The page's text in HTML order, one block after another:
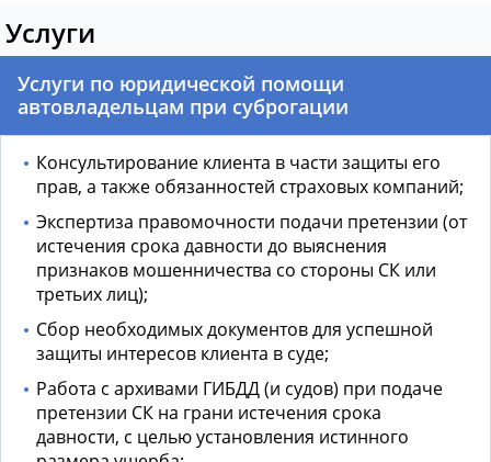
Услуги
Услуги по юридической помощи
автовладельцам при суброгации
Консультирование клиента в части защиты его
прав, а также обязанностей страховых компаний;
Экспертиза правомочности подачи претензии (от
истечения срока давности до выяснения
признаков мошенничества со стороны СК или
третьих лиц);
Сбор необходимых документов для успешной
защиты интересов клиента в суде;
Работа с архивами ГИБДД (и судов) при подаче
претензии СК на грани истечения срока
давности, с целью установления истинного